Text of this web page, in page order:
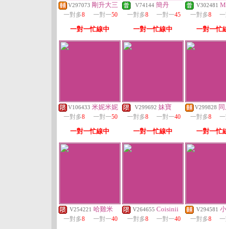
V297073 剛升大三
一對多8 一對一50
一對一忙線中
V74144 簡丹
一對多8 一對一45
一對一忙線中
V302481
一對多8
一對一忙
V106433 米妮米妮
一對多8 一對一50
一對一忙線中
V299692 妹寶
一對多8 一對一40
一對一忙線中
V299828
一對多8
一對一忙
V254221 哈雞米
一對多8 一對一40
V264655 Coisinii
一對多8 一對一40
V294581
一對多8